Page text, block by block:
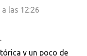
las 12:26
y un poco de